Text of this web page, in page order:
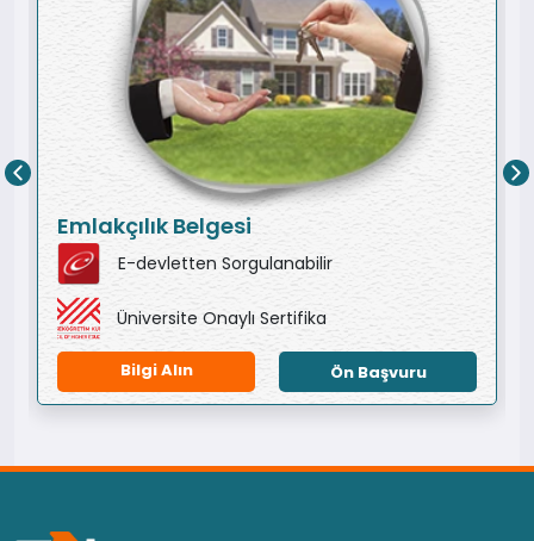
Emlakçılık Belgesi
E-devletten Sorgulanabilir
Üniversite Onaylı Sertifika
Bilgi Alın Ön Başvuru